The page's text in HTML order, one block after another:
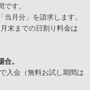
す。
月分」を請求します。
末までの日割り料金は
。
入会（無料お試し期間は